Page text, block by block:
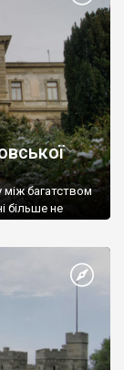
між багатством
більше не